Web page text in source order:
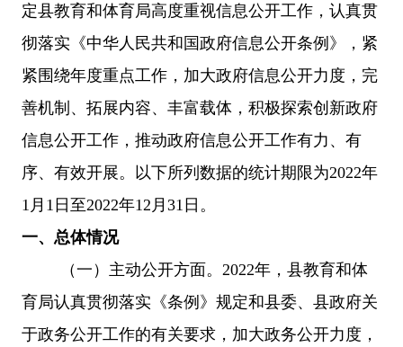
定县教育和体育局高度重视信息公开工作，认真贯
彻落实《中华人民共和国政府信息公开条例》，紧
紧围绕年度重点工作，加大政府信息公开力度，完
善机制、拓展内容、丰富载体，积极探索创新政府
信息公开工作，推动政府信息公开工作有力 、 有
序、 有效开展。以下所列数据的统计期限为2022年
1月1日至2022年12月31日 。
一、总体情况
（一）主动公开方面。 2022年，县教育和体
育局认真贯彻落实《条例》规定和县委、县政府关
于政务公开工作的有关要求，加大政务公开力度，